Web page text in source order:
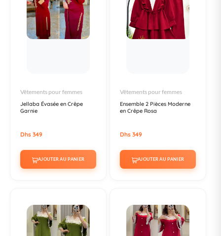
Vêtements pour femmes
Jellaba Évasée en Crêpe
Garnie
Dhs 349
AJOUTER AU PANIER
Vêtements pour femmes
Ensemble 2 Pièces Moderne
en Crêpe Rosa
Dhs 349
AJOUTER AU PANIER